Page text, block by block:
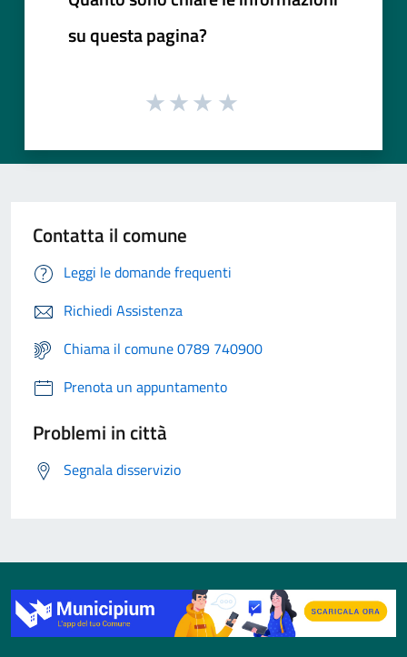
su questa pagina?
Contatta il comune
Leggi le domande frequenti
Richiedi Assistenza
Chiama il comune 0789 740900
Prenota un appuntamento
Problemi in città
Segnala disservizio